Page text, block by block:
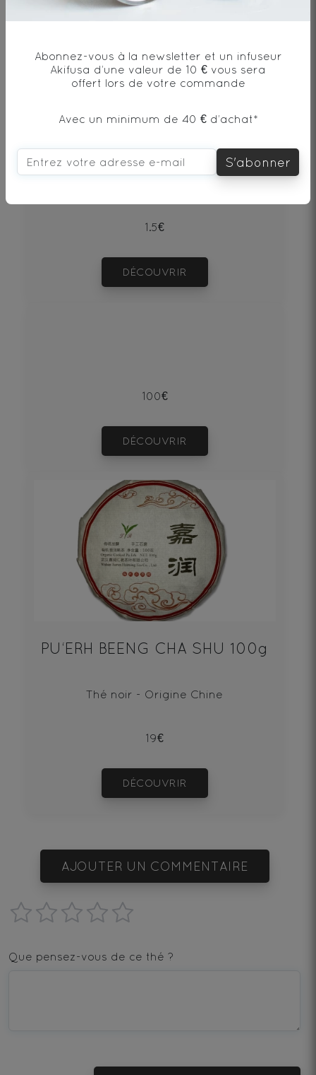
1.5€
DÉCOUVRIR
100€
DÉCOUVRIR
PU‘ERH BEENG CHA SHU 100g
Thé noir - Origine Chine
19€
DÉCOUVRIR
AJOUTER UN COMMENTAIRE
star
—
—
stars
Que pensez-vous de ce thé ?
Abonnez-vous à la newsletter et un infuseur
Akifusa d’une valeur de 10 € vous sera
offert lors de votre commande
Avec un minimum de 40 € d’achat*
S'abonner